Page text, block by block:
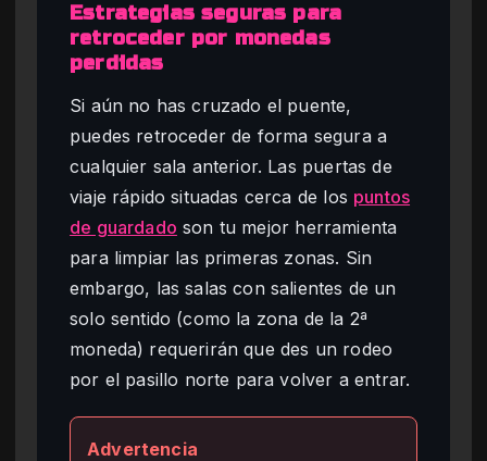
Estrategias seguras para
retroceder por monedas
perdidas
Si aún no has cruzado el puente,
puedes retroceder de forma segura a
cualquier sala anterior. Las puertas de
viaje rápido situadas cerca de los puntos
de guardado son tu mejor herramienta
para limpiar las primeras zonas. Sin
embargo, las salas con salientes de un
solo sentido (como la zona de la 2ª
moneda) requerirán que des un rodeo
por el pasillo norte para volver a entrar.
Advertencia